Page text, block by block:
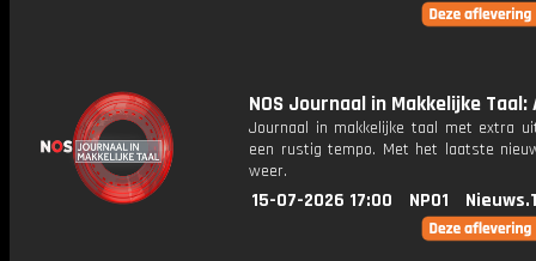
NOS Journaal in Makkelijke Taal:
Journaal in makkelijke taal met extra
een rustig tempo. Met het laatste
weer.
15-07-2026 17:00 NPO1